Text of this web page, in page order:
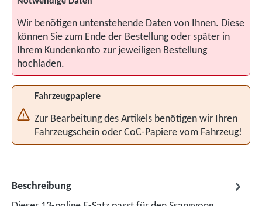
Wir benötigen untenstehende Daten von Ihnen. Diese
können Sie zum Ende der Bestellung oder später in
Ihrem Kundenkonto zur jeweiligen Bestellung
hochladen.
Fahrzeugpapiere
Zur Bearbeitung des Artikels benötigen wir Ihren
Fahrzeugschein oder CoC-Papiere vom Fahrzeug!
Beschreibung